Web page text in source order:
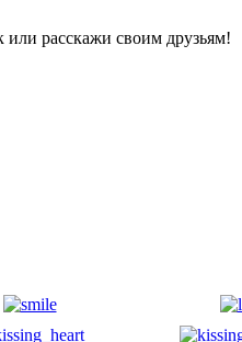
или расскажи своим друзьям!